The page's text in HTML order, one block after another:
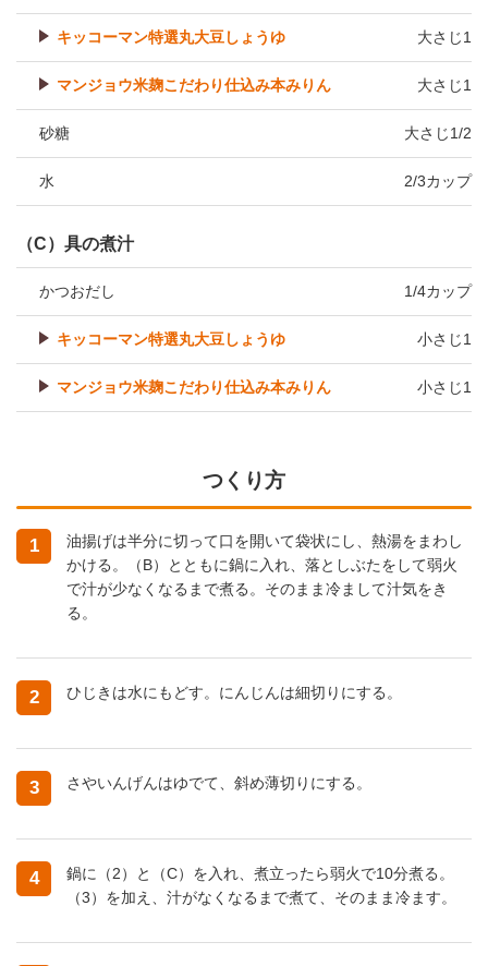
キッコーマン特選丸大豆しょうゆ 大さじ1
マンジョウ米麹こだわり仕込み本みりん 大さじ1
砂糖 大さじ1/2
水 2/3カップ
（C）具の煮汁
かつおだし 1/4カップ
キッコーマン特選丸大豆しょうゆ 小さじ1
マンジョウ米麹こだわり仕込み本みりん 小さじ1
つくり方
1
油揚げは半分に切って口を開いて袋状にし、熱湯をまわし
かける。（B）とともに鍋に入れ、落としぶたをして弱火
で汁が少なくなるまで煮る。そのまま冷まして汁気をき
る。
2 ひじきは水にもどす。にんじんは細切りにする。
3 さやいんげんはゆでて、斜め薄切りにする。
4
鍋に（2）と（C）を入れ、煮立ったら弱火で10分煮る。
（3）を加え、汁がなくなるまで煮て、そのまま冷ます。